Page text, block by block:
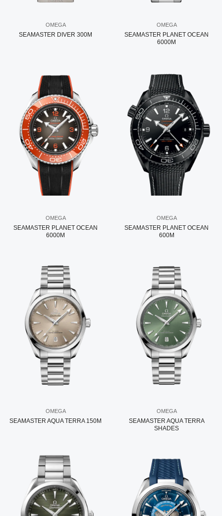
OMEGA
SEAMASTER DIVER 300M
OMEGA
SEAMASTER PLANET OCEAN
6000M
OMEGA
SEAMASTER PLANET OCEAN
6000M
OMEGA
SEAMASTER PLANET OCEAN
600M
OMEGA
SEAMASTER AQUA TERRA 150M
OMEGA
SEAMASTER AQUA TERRA
SHADES